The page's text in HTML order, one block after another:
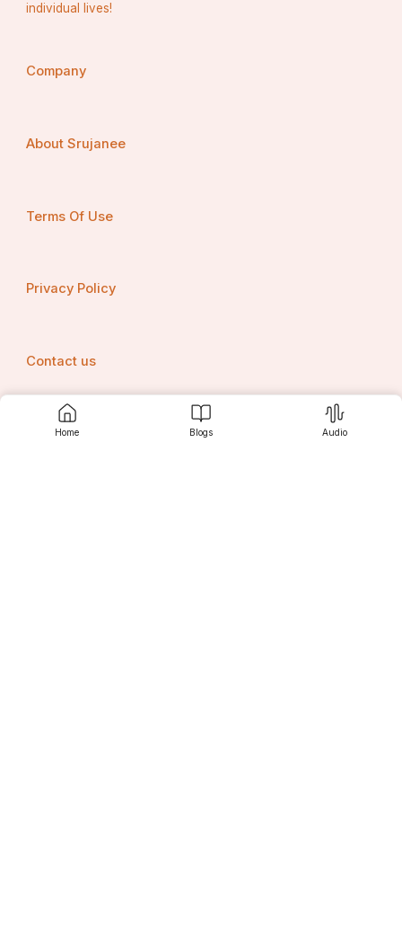
Home Blogs Audio
individual lives!
Company
About Srujanee
Terms Of Use
Privacy Policy
Contact us